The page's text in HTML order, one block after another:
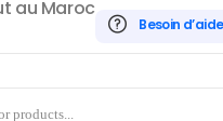
au Maroc
Besoin